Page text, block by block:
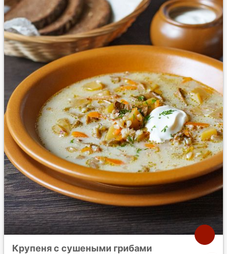
Крупеня с сушеными грибами